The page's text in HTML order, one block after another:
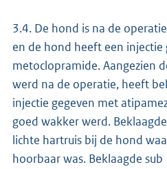
3.4. De hond is na de
en de hond heeft een injectie
metoclopramide. Aangezien
werd na de operatie, heeft
injectie gegeven met
goed wakker werd.
lichte hartruis bij de hond
hoorbaar was. Beklaagde